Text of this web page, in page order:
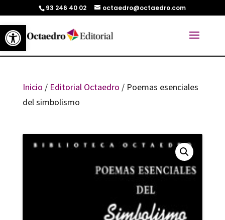
Abrir barra de herramientas
93 246 40 02 octaedro@octaedro.com
Inicio / Editorial Octaedro / Poemas esenciales
del simbolismo